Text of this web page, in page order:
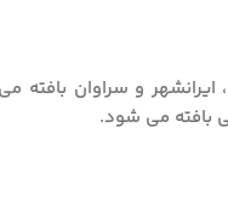
و سراوان بافته
می شود.